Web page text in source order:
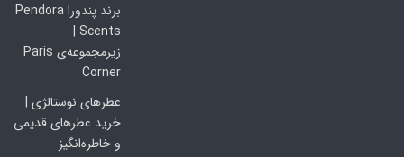
برند پندورا Pendora
Scents |
زیرمجموعه‌ی Paris
Corner
عطرهای نوستالژی |
خرید عطرهای قدیمی
و خاطره‌انگیز